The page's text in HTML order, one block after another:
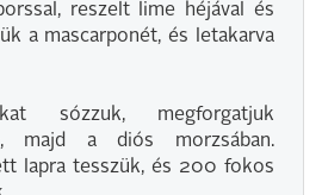
reszelt lime héjával és
a mascarponét, és letakarva
sózzuk, megforgatjuk
majd a diós morzsában.
lapra tesszük, és 200 fokos